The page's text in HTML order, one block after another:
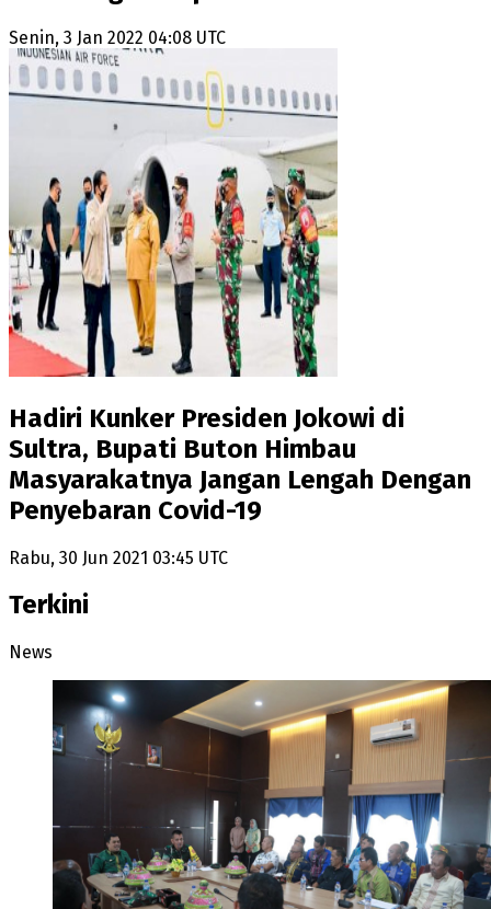
Senin, 3 Jan 2022 04:08 UTC
Hadiri Kunker Presiden Jokowi di
Sultra, Bupati Buton Himbau
Masyarakatnya Jangan Lengah Dengan
Penyebaran Covid-19
Rabu, 30 Jun 2021 03:45 UTC
Terkini
News